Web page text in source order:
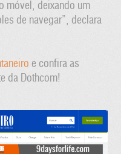
móvel, deixando um
de navegar”, declara
e confira as
da Dothcom!